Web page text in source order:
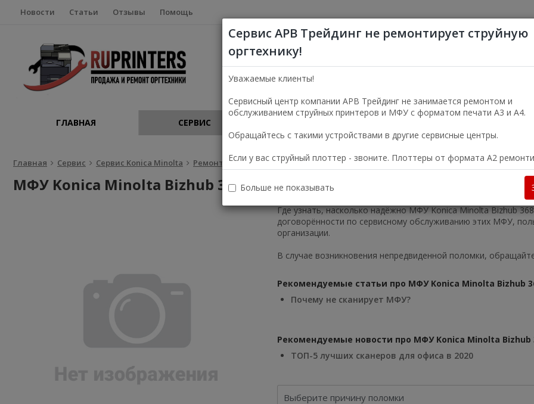
Новости Статьи Отзывы Помощь
Пн—Пт 9:00—18:00
ГЛАВНАЯ СЕРВИС
Главная Сервис Сервис Konica Minolta Ремонт Konica Minolta в Москве Копиры и МФУ Лазерные черно-белые МФУ
МФУ Konica Minolta Bizhub 368e
Где узнать, насколько надёжно МФУ Konica Minolta Bizhub
договорённости по сервисному обслуживанию этих МФУ,
организации.
В случае возникновения непредвиденной поломки,
Рекомендуемые статьи про МФУ Konica Minolta Bizhub
Почему не сканирует МФУ?
Рекомендуемые новости про МФУ Konica Minolta Bizhub
ТОП-5 лучших сканеров для офиса в 2020
Выберите причину поломки
Сервис АРВ Трейдинг не ремонтирует струйную
оргтехнику!
Уважаемые клиенты!
Сервисный центр компании АРВ Трейдинг не занимается ремонтом и
обслуживанием струйных принтеров и МФУ с форматом печати А3 и А4.
Обращайтесь с такими устройствами в другие сервисные центры.
Если у вас струйный плоттер - звоните. Плоттеры от формата А2
Больше не показывать